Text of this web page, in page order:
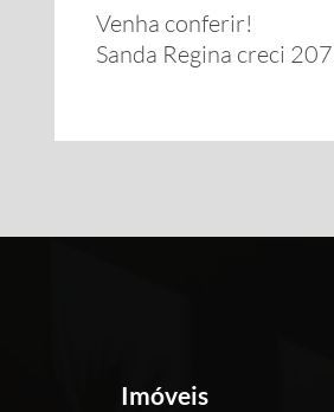
Venha conferir!
Sanda Regina creci
Imóveis